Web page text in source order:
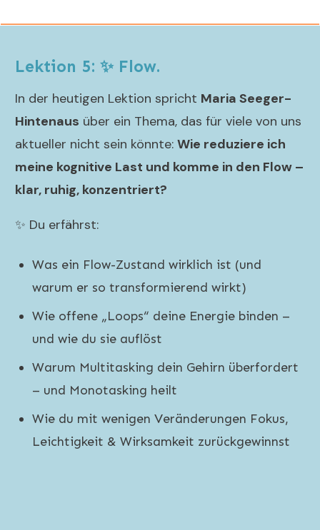
Lektion 5: ✨ Flow.
In der heutigen Lektion spricht Maria Seeger-
Hintenaus über ein Thema, das für viele von uns
aktueller nicht sein könnte: Wie reduziere ich
meine kognitive Last und komme in den Flow –
klar, ruhig, konzentriert?
✨ Du erfährst:
Was ein Flow-Zustand wirklich ist (und
warum er so transformierend wirkt)
Wie offene „Loops“ deine Energie binden –
und wie du sie auflöst
Warum Multitasking dein Gehirn überfordert
– und Monotasking heilt
Wie du mit wenigen Veränderungen Fokus,
Leichtigkeit & Wirksamkeit zurückgewinnst